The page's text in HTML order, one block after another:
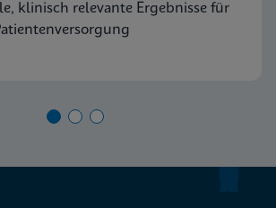
klinisch relevante Ergebnisse für